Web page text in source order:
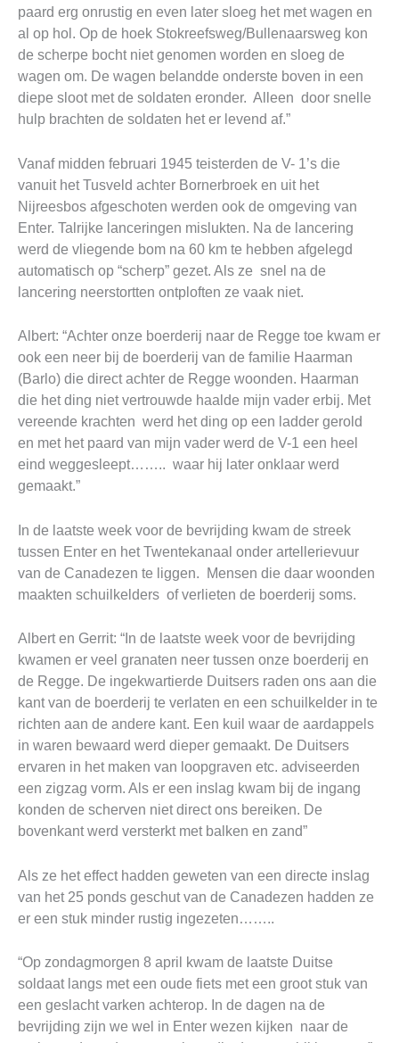
paard erg onrustig en even later sloeg het met wagen en
al op hol. Op de hoek Stokreefsweg/Bullenaarsweg kon
de scherpe bocht niet genomen worden en sloeg de
wagen om. De wagen belandde onderste boven in een
diepe sloot met de soldaten eronder. Alleen door snelle
hulp brachten de soldaten het er levend af.”
Vanaf midden februari 1945 teisterden de V- 1’s die
vanuit het Tusveld achter Bornerbroek en uit het
Nijreesbos afgeschoten werden ook de omgeving van
Enter. Talrijke lanceringen mislukten. Na de lancering
werd de vliegende bom na 60 km te hebben afgelegd
automatisch op “scherp” gezet. Als ze snel na de
lancering neerstortten ontploften ze vaak niet.
Albert: “Achter onze boerderij naar de Regge toe kwam er
ook een neer bij de boerderij van de familie Haarman
(Barlo) die direct achter de Regge woonden. Haarman
die het ding niet vertrouwde haalde mijn vader erbij. Met
vereende krachten werd het ding op een ladder gerold
en met het paard van mijn vader werd de V-1 een heel
eind weggesleept…….. waar hij later onklaar werd
gemaakt.”
In de laatste week voor de bevrijding kwam de streek
tussen Enter en het Twentekanaal onder artellerievuur
van de Canadezen te liggen. Mensen die daar woonden
maakten schuilkelders of verlieten de boerderij soms.
Albert en Gerrit: “In de laatste week voor de bevrijding
kwamen er veel granaten neer tussen onze boerderij en
de Regge. De ingekwartierde Duitsers raden ons aan die
kant van de boerderij te verlaten en een schuilkelder in te
richten aan de andere kant. Een kuil waar de aardappels
in waren bewaard werd dieper gemaakt. De Duitsers
ervaren in het maken van loopgraven etc. adviseerden
een zigzag vorm. Als er een inslag kwam bij de ingang
konden de scherven niet direct ons bereiken. De
bovenkant werd versterkt met balken en zand”
Als ze het effect hadden geweten van een directe inslag
van het 25 ponds geschut van de Canadezen hadden ze
er een stuk minder rustig ingezeten……..
“Op zondagmorgen 8 april kwam de laatste Duitse
soldaat langs met een oude fiets met een groot stuk van
een geslacht varken achterop. In de dagen na de
bevrijding zijn we wel in Enter wezen kijken naar de